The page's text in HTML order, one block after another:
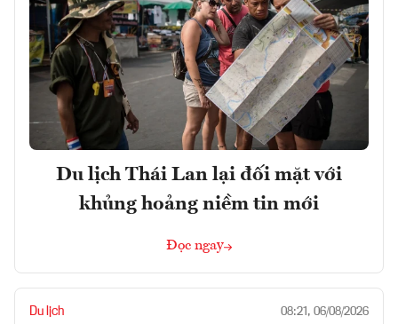
Du lịch Thái Lan lại đối mặt với
khủng hoảng niềm tin mới
Đọc ngay
Du lịch 08:21, 06/08/2026